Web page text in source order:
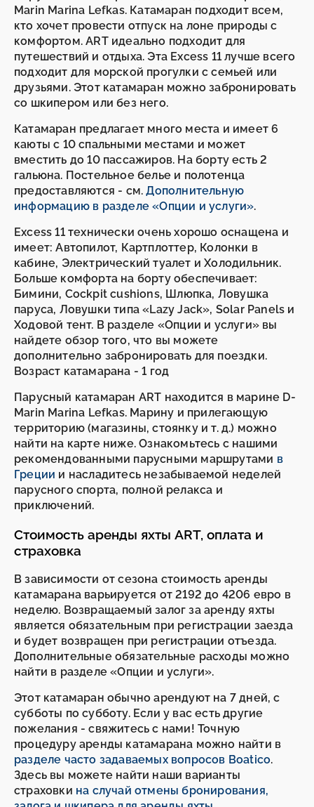
Marin Marina Lefkas. Катамаран подходит всем,
кто хочет провести отпуск на лоне природы с
комфортом. ART идеально подходит для
путешествий и отдыха. Эта Excess 11 лучше всего
подходит для морской прогулки с семьей или
друзьями. Этот катамаран можно забронировать
со шкипером или без него.
Катамаран предлагает много места и имеет 6
каюты с 10 спальными местами и может
вместить до 10 пассажиров. На борту есть 2
гальюна. Постельное белье и полотенца
предоставляются - см.Дополнительную
информацию в разделе «Опции и услуги».
Excess 11 технически очень хорошо оснащена и
имеет: Автопилот, Картплоттер, Колонки в
кабине, Электрический туалет и Холодильник.
Больше комфорта на борту обеспечивает:
Бимини, Cockpit cushions, Шлюпка, Ловушка
паруса, Ловушки типа «Lazy Jack», Solar Panels и
Ходовой тент. В разделе «Опции и услуги» вы
найдете обзор того, что вы можете
дополнительно забронировать для поездки.
Возраст катамарана - 1 год
Парусный катамаран ART находится в марине D-
Marin Marina Lefkas. Марину и прилегающую
территорию (магазины, стоянку и т. д.) можно
найти на карте ниже. Ознакомьтесь с нашими
рекомендованными парусными маршрутами в
Греции и насладитесь незабываемой неделей
парусного спорта, полной релакса и
приключений.
Стоимость аренды яхты ART, оплата и
страховка
В зависимости от сезона стоимость аренды
катамарана варьируется от 2192 до 4206 евро в
неделю. Возвращаемый залог за аренду яхты
является обязательным при регистрации заезда
и будет возвращен при регистрации отъезда.
Дополнительные обязательные расходы можно
найти в разделе «Опции и услуги».
Этот катамаран обычно арендуют на 7 дней, с
субботы по субботу. Если у вас есть другие
пожелания - свяжитесь с нами! Точную
процедуру аренды катамарана можно найти в
разделе часто задаваемых вопросов Boatico.
Здесь вы можете найти наши варианты
страховки на случай отмены бронирования,